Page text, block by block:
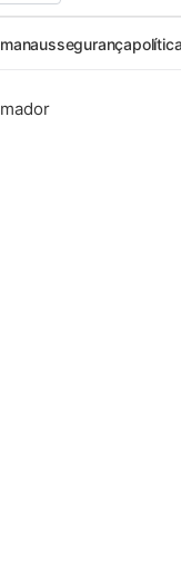
manaussegurança